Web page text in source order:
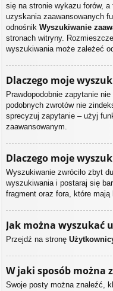
się na stronie wykazu forów,
uzyskania zaawansowanych
odnośnik Wyszukiwanie
stronach witryny.
wyszukiwania może zależeć
Dlaczego moje
Prawdopodobnie zapytanie
podobnych zwrotów nie
sprecyzuj zapytanie – użyj
zaawansowanym.
Dlaczego moje
Wyszukiwanie zwróciło zbyt
wyszukiwania i postaraj się
fragment oraz fora, które mają
Jak można wyszukać
Przejdź na stronę
W jaki sposób można
Swoje posty można znaleźć,